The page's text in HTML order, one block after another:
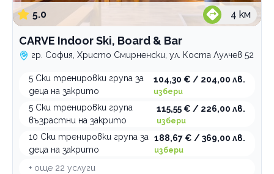
5.0 4 км
CARVE Indoor Ski, Board & Bar
гр. София, Христо Смирненски, ул. Коста Лулчев 52
5 Ски тренировки група за
деца на закрито
104,30 € / 204,00 лв.
избери
5 Ски тренировки група
възрастни на закрито
115,55 € / 226,00 лв.
избери
10 Ски тренировки група за
деца на закрито
188,67 € / 369,00 лв.
избери
+ още 22 услуги
индивидуален
от мост
от топловъздушен балон
Сноуборд уроци на закрито
индивидуален
спускане
Категории
Картинг
Детски центрове
Водни приключения
Екстремни спортове
Пейнтбол